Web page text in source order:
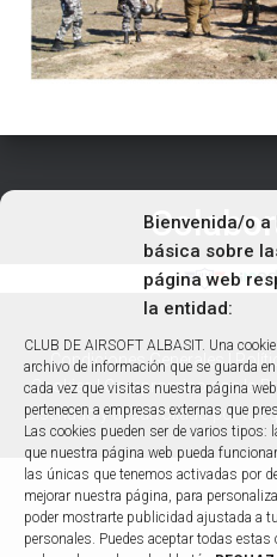
Bienvenida/o
básica sobre
página web
la entidad:
CLUB DE AIRSOFT ALBASIT. Una
archivo de información que se guarda
cada vez que visitas nuestra página
pertenecen a empresas externas que
Las cookies pueden ser de varios tipos:
que nuestra página web pueda
las únicas que tenemos activadas por
mejorar nuestra página, para
poder mostrarte publicidad ajustada a
personales. Puedes aceptar todas
Condiciones Generales|
Cookies|Compromiso con la
Diseñado y desarrollado por tu